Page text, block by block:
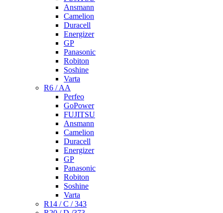
Ansmann
Camelion
Duracell
Energizer
GP
Panasonic
Robiton
Soshine
Varta
R6 / AA
Perfeo
GoPower
FUJITSU
Ansmann
Camelion
Duracell
Energizer
GP
Panasonic
Robiton
Soshine
Varta
R14 / C / 343